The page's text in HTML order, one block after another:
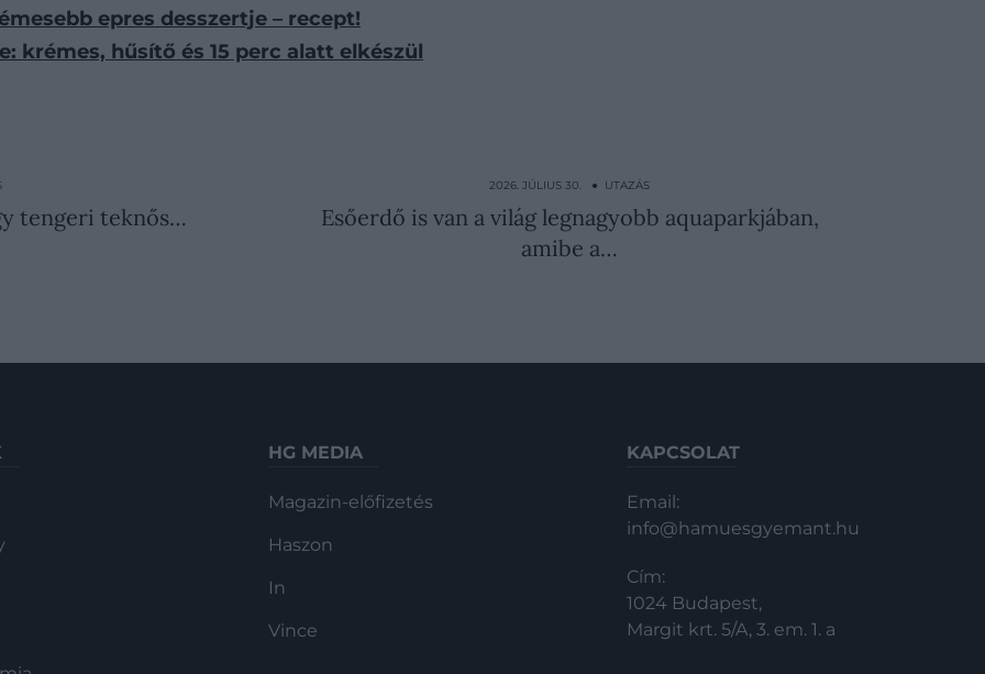
epres desszertje – recept!
krémes, hűsítő és 15 perc alatt elkészül
tengeri teknős…
2026. JÚLIUS 30. ● UTAZÁS
Esőerdő is van a világ legnagyobb aquaparkjában,
amibe a…
HG MEDIA
Magazin-előfizetés
Haszon
In
Vince
KAPCSOLAT
Email:
info@hamuesgyemant.hu
Cím:
1024 Budapest,
Margit krt. 5/A, 3. em. 1. a